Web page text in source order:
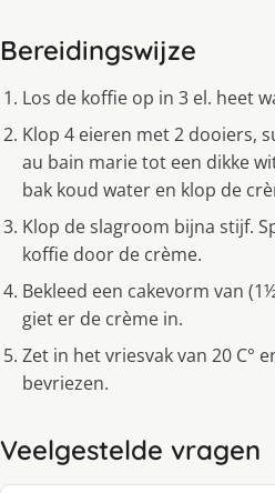
Bereidingswijze
Los de koffie op in 3 el. heet
Klop 4 eieren met 2 dooiers,
au bain marie tot een dikke
bak koud water en klop de
Klop de slagroom bijna stijf.
koffie door de crème.
Bekleed een cakevorm van
giet er de crème in.
Zet in het vriesvak van 20 C°
bevriezen.
Veelgestelde vragen